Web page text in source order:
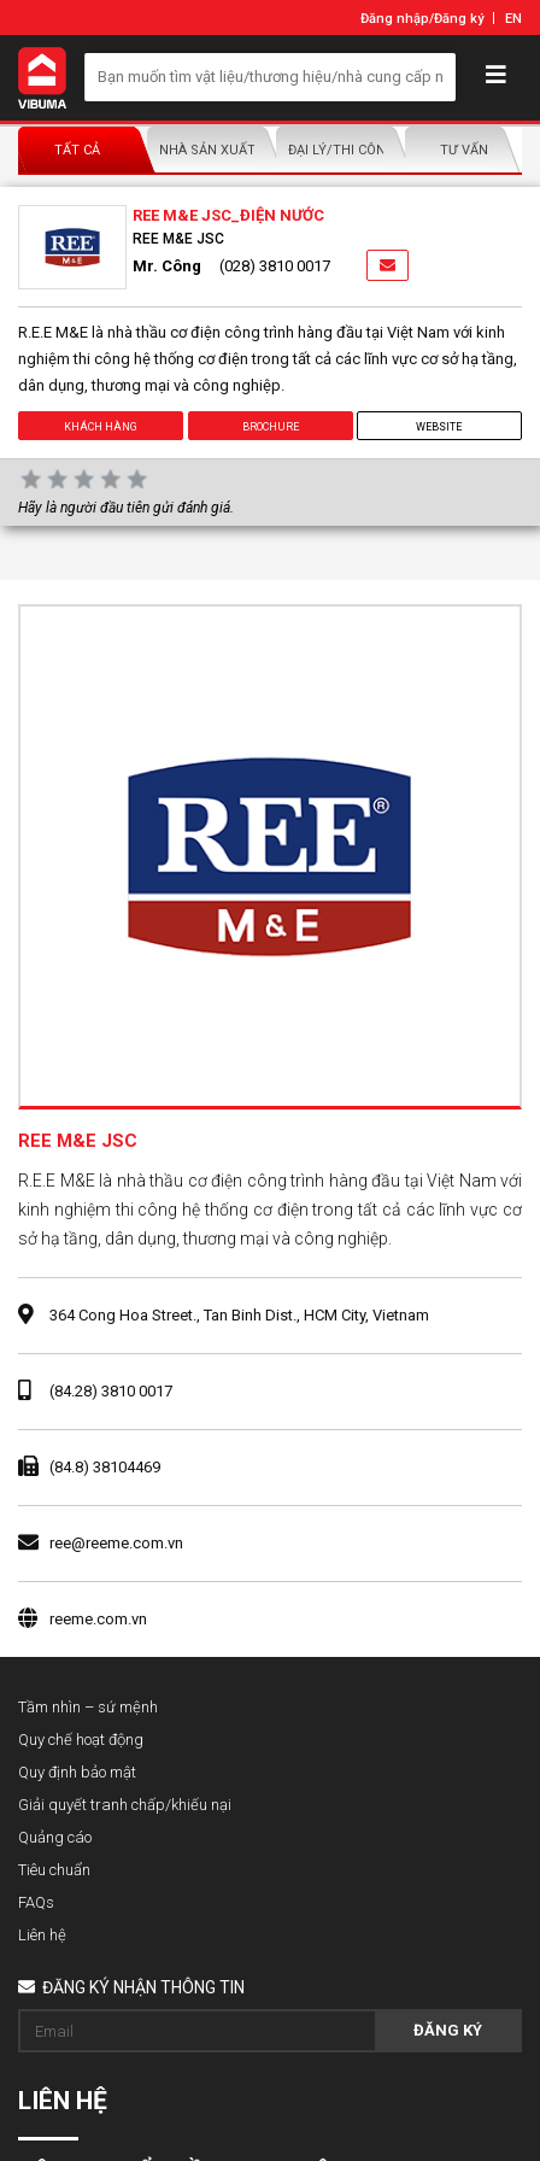
Đăng nhập/Đăng ký EN
TẤT CẢ NHÀ SẢN XUẤT/NHÀ PHÂN PHỐIĐẠI LÝ/THI CÔNG LẮP ĐẶTTƯ VẤN
REE M&E JSC_ĐIỆN NƯỚC
REE M&E JSC
Mr. Công (028) 3810 0017
R.E.E M&E là nhà thầu cơ điện công trình hàng đầu tại Việt Nam với kinh
nghiệm thi công hệ thống cơ điện trong tất cả các lĩnh vực cơ sở hạ tầng,
dân dụng, thương mại và công nghiệp.
KHÁCH HÀNG BROCHURE WEBSITE
Hãy là người đầu tiên gửi đánh giá.
REE M&E JSC
R.E.E M&E là nhà thầu cơ điện công trình hàng đầu tại Việt Nam với
kinh nghiệm thi công hệ thống cơ điện trong tất cả các lĩnh vực cơ
sở hạ tầng, dân dụng, thương mại và công nghiệp.
364 Cong Hoa Street., Tan Binh Dist., HCM City, Vietnam
(84.28) 3810 0017
(84.8) 38104469
ree@reeme.com.vn
reeme.com.vn
Tầm nhìn – sứ mệnh
Quy chế hoạt động
Quy định bảo mật
Giải quyết tranh chấp/khiếu nại
Quảng cáo
Tiêu chuẩn
FAQs
Liên hệ
ĐĂNG KÝ NHẬN THÔNG TIN
ĐĂNG KÝ
LIÊN HỆ